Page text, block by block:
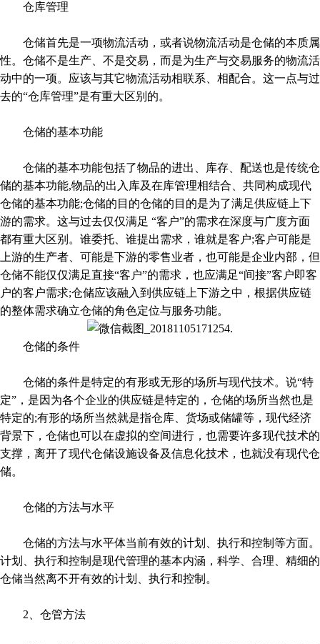
仓库管理
仓储首先是一项物流活动，或者说物流活动是仓储的本质属
性。仓储不是生产、不是交易，而是为生产与交易服务的物流活
动中的一项。应该与其它物流活动相联系、相配合。这一点与过
去的“仓库管理”是有重大区别的。
仓储的基本功能
仓储的基本功能包括了物品的进出、库存、配送也是传统仓
储的基本功能,物品的出入库及在库管理相结合、共同构成现代
仓储的基本功能;仓储的目的仓储的目的是为了满足供应链上下
游的需求。这与过去仅仅满足 “客户”的需求在深度与广度方面
都有重大区别。谁委托、谁提出需求，谁就是客户;客户可能是
上游的生产者、可能是下游的零售业者，也可能是企业内部，但
仓储不能仅仅满足直接“客户”的需求，也应满足“间接”客户即客
户的客户需求;仓储应该融入到供应链上下游之中，根据供应链
的整体需求确立仓储的角色定位与服务功能。
仓储的条件
仓储的条件是特定的有形或无形的场所与现代技术。说“特
定”，是因为各个企业的供应链是特定的，仓储的场所当然也是
特定的;有形的场所当然就是指仓库、货场或储罐等，现代经济
背景下，仓储也可以在虚拟的空间进行，也需要许多现代技术的
支撑，离开了现代仓储设施设备及信息化技术，也就没有现代仓
储。
仓储的方法与水平
仓储的方法与水平体当前有效的计划、执行和控制等方面。
计划、执行和控制是现代管理的基本内涵，科学、合理、精细的
仓储当然离不开有效的计划、执行和控制。
2、仓管方法